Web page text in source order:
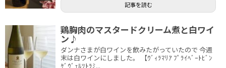
記事を読む
鶏胸肉のマスタードクリーム煮と白ワイ
ン♪
ダンナさまが白ワインを飲みたがっていたので 今週
末は白ワインにしました。 【ｳﾞｨﾗﾏﾘｱ ﾌﾟﾗｲﾍﾞｰﾄﾋﾞﾝ
ｹﾞｳﾞｪﾙﾂﾄﾗﾐ...